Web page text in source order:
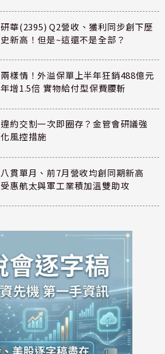
研華(2395) Q2營收、獲利同步創下歷
史新高！但是~這還不是全部？
兩樣情！外溢保單上半年狂銷488億元
年增1.5倍 實物給付型保費腰斬
違約交割一次即圈存？金管會研議強
化風控措施
八貫單月、前7月營收均創同期新高
受惠航太與軍工業積加溫雙助攻